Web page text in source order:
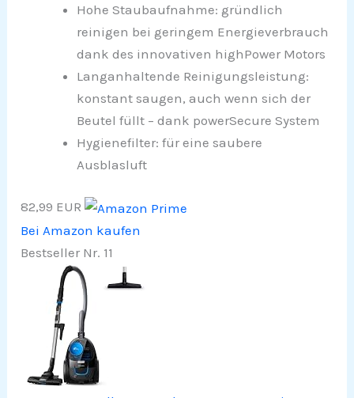
Hohe Staubaufnahme: gründlich
reinigen bei geringem Energieverbrauch
dank des innovativen highPower Motors
Langanhaltende Reinigungsleistung:
konstant saugen, auch wenn sich der
Beutel füllt – dank powerSecure System
Hygienefilter: für eine saubere
Ausblasluft
82,99 EUR
Bei Amazon kaufen
Bestseller Nr. 11